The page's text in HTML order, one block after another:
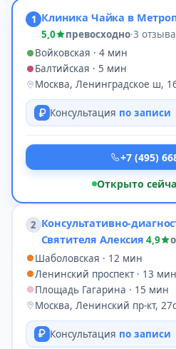
1 Клиника Чайка в
5,0 превосходно·3 отзыва
Войковская · 4 мин
Балтийская · 5 мин
Москва, Ленинградское ш,
Консультация по записи
+7 (495)
Открыто
2 Консультативно-
Святителя Алексия 4,9
Шаболовская · 12 мин
Ленинский проспект · 13 мин
Площадь Гагарина · 15 мин
Москва, Ленинский пр-кт,
Консультация по записи